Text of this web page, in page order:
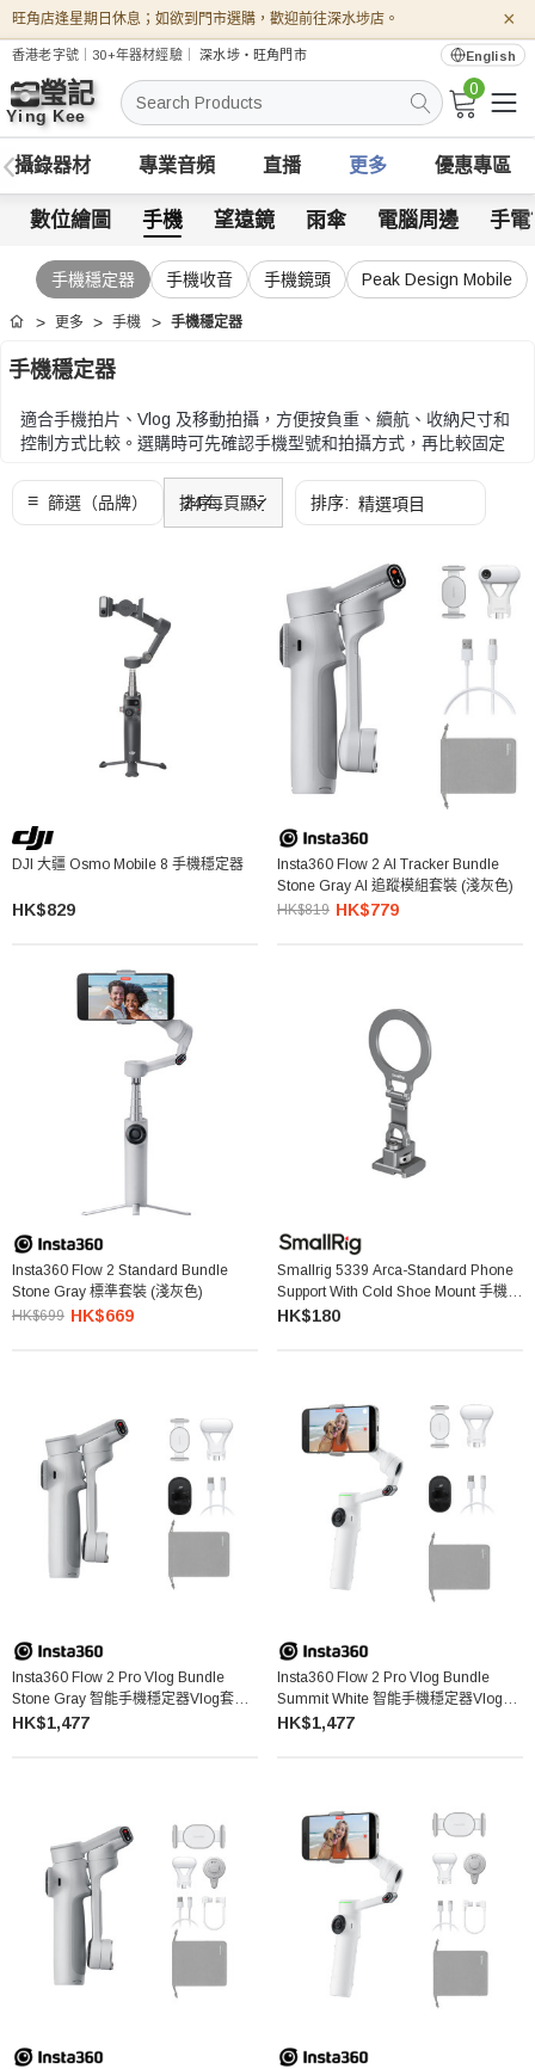
旺角店逢星期日休息；如欲到門市選購，歡迎前往深水埗店。 ×
香港老字號｜30+年器材經驗｜深水埗・旺角門市 English
搜
索
0
攝錄器材 專業音頻 直播 更多 優惠專區
數位繪圖 手機 望遠鏡 雨傘 電腦周邊 手電
手機穩定器 手機收音 手機鏡頭 Peak Design Mobile
首頁 更多 手機 手機穩定器
手機穩定器
適合手機拍片、Vlog 及移動拍攝，方便按負重、續航、收納尺寸和
控制方式比較。選購時可先確認手機型號和拍攝方式，再比較固定
選購時可先確認手機型號和拍攝方式，再比較固定方式、連接接
口、重量、續航和攜帶需要。
DJI 大疆 Osmo Mobile 8 手機穩定器
HK$829
Insta360 Flow 2 AI Tracker Bundle
Stone Gray AI 追蹤模組套裝 (淺灰色)
HK$819 HK$779
Insta360 Flow 2 Standard Bundle
Stone Gray 標準套裝 (淺灰色)
HK$699 HK$669
Smallrig 5339 Arca-Standard Phone
Support With Cold Shoe Mount 手機支
架
HK$180
Insta360 Flow 2 Pro Vlog Bundle
Stone Gray 智能手機穩定器Vlog套裝
(淺灰色)
HK$1,477
Insta360 Flow 2 Pro Vlog Bundle
Summit White 智能手機穩定器Vlog套
裝 (白色)
HK$1,477